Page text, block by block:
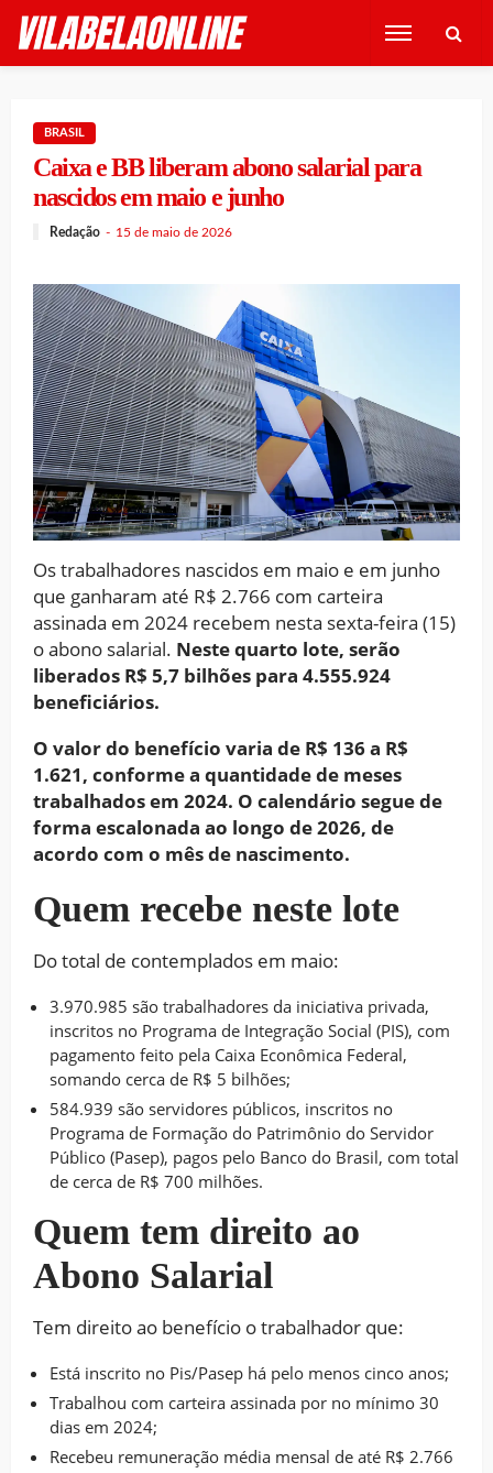
BRASIL
Caixa e BB liberam abono salarial para
nascidos em maio e junho
Redação 15 de maio de 2026
Os trabalhadores nascidos em maio e em junho
que ganharam até R$ 2.766 com carteira
assinada em 2024 recebem nesta sexta-feira (15)
o abono salarial. Neste quarto lote, serão
liberados R$ 5,7 bilhões para 4.555.924
beneficiários.
O valor do benefício varia de R$ 136 a R$
1.621, conforme a quantidade de meses
trabalhados em 2024. O calendário segue de
forma escalonada ao longo de 2026, de
acordo com o mês de nascimento.
Quem recebe neste lote
Do total de contemplados em maio:
3.970.985 são trabalhadores da iniciativa privada,
inscritos no Programa de Integração Social (PIS), com
pagamento feito pela Caixa Econômica Federal,
somando cerca de R$ 5 bilhões;
584.939 são servidores públicos, inscritos no
Programa de Formação do Patrimônio do Servidor
Público (Pasep), pagos pelo Banco do Brasil, com total
de cerca de R$ 700 milhões.
Quem tem direito ao
Abono Salarial
Tem direito ao benefício o trabalhador que:
Está inscrito no Pis/Pasep há pelo menos cinco anos;
Trabalhou com carteira assinada por no mínimo 30
dias em 2024;
Recebeu remuneração média mensal de até R$ 2.766